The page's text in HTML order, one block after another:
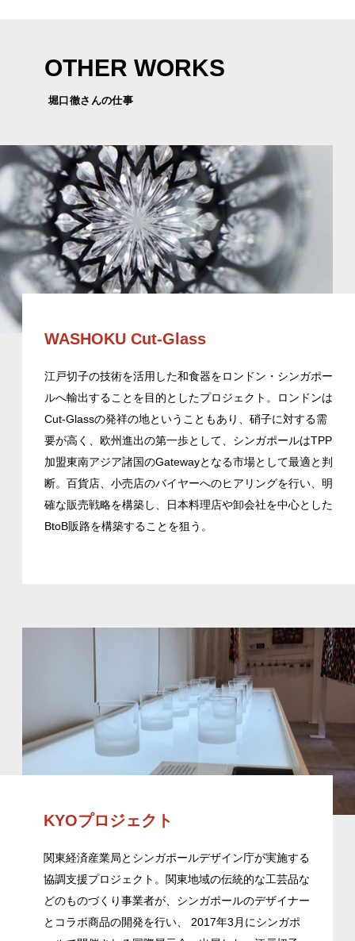
OTHER WORKS
堀口徹さんの仕事
WASHOKU Cut-Glass
江戸切子の技術を活用した和食器をロンドン・シンガポー
ルへ輸出することを目的としたプロジェクト。ロンドンは
Cut-Glassの発祥の地ということもあり、硝子に対する需
要が高く、欧州進出の第一歩として、シンガポールはTPP
加盟東南アジア諸国のGatewayとなる市場として最適と判
断。百貨店、小売店のバイヤーへのヒアリングを行い、明
確な販売戦略を構築し、日本料理店や卸会社を中心とした
BtoB販路を構築することを狙う。
KYOプロジェクト
関東経済産業局とシンガポールデザイン庁が実施する
協調支援プロジェクト。関東地域の伝統的な工芸品な
どのものづくり事業者が、シンガポールのデザイナー
とコラボ商品の開発を行い、 2017年3月にシンガポ